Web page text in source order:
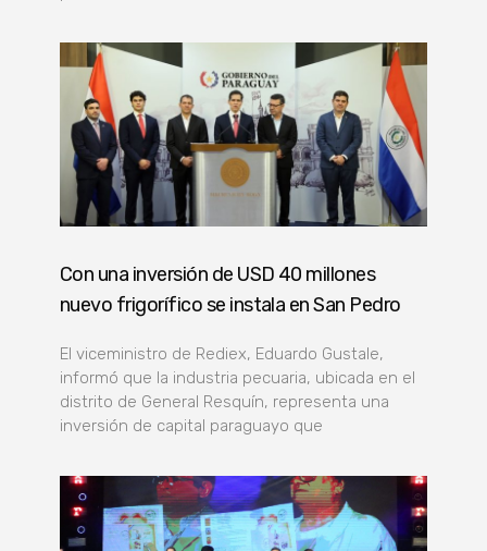
Con una inversión de USD 40 millones
nuevo frigorífico se instala en San Pedro
El viceministro de Rediex, Eduardo Gustale,
informó que la industria pecuaria, ubicada en el
distrito de General Resquín, representa una
inversión de capital paraguayo que